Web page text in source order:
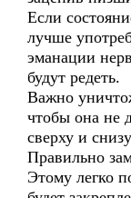
Если
лучше
эманации
будут редеть.
Важно
чтобы она не
сверху и
Правильно
Этому легко